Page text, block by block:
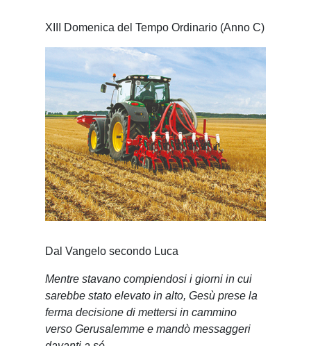
XIII Domenica del Tempo Ordinario (Anno C)
Dal Vangelo secondo Luca
Mentre stavano compiendosi i giorni in cui
sarebbe stato elevato in alto, Gesù prese la
ferma decisione di mettersi in cammino
verso Gerusalemme e mandò messaggeri